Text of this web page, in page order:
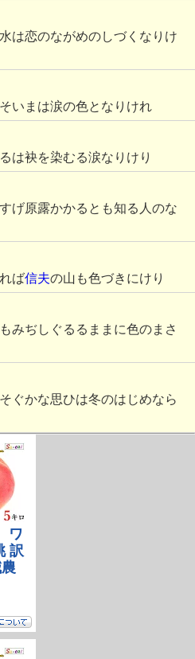
は恋のながめのしづくなりけ
いまは涙の色となりけれ
は袂を染むる涙なりけり
げ原露かかるとも知る人のな
ば信夫の山も色づきにけり
みぢしぐるるままに色のまさ
ぐかな思ひは冬のはじめなら